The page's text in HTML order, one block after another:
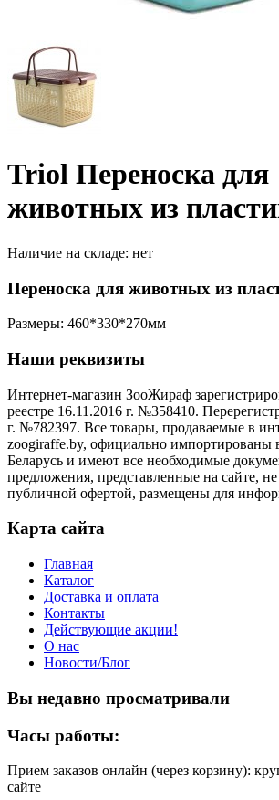
Triol Переноска для
животных из
Наличие на складе: нет
Переноска для животных из
Размеры: 460*330*270мм
Наши реквизиты
Интернет-магазин ЗооЖираф
реестре 16.11.2016 г. №358410.
г. №782397. Все товары, продаваемые в
zoogiraffe.by, официально импортированы
Беларусь и имеют все необходимые
предложения, представленные на сайте,
публичной офертой, размещены для
Карта сайта
Главная
Каталог
Доставка и оплата
Контакты
Действующие акции!
О нас
Новости/Блог
Вы недавно просматривали
Часы работы:
Прием заказов онлайн (через корзину):
сайте